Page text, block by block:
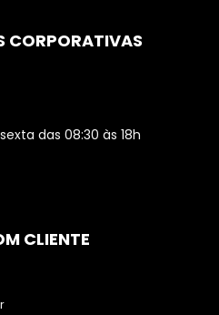
CORPORATIVAS
das 08:30 às 18h
CLIENTE